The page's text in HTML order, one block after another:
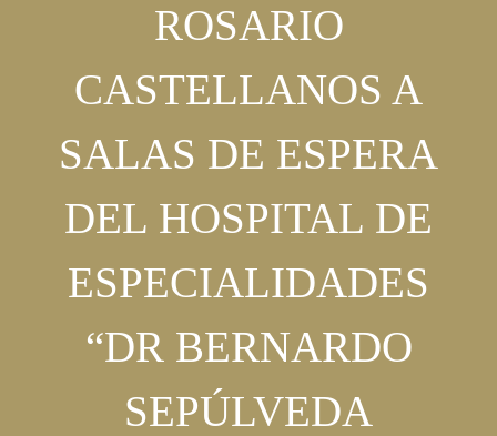
ROSARIO
CASTELLANOS A
SALAS DE ESPERA
DEL HOSPITAL DE
ESPECIALIDADES
“DR BERNARDO
SEPÚLVEDA